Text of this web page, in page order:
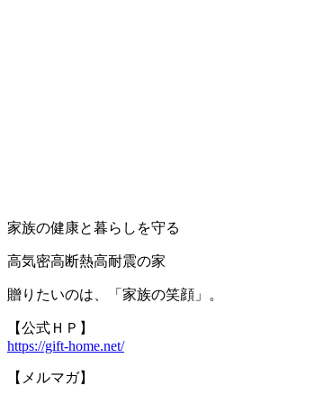
家族の健康と暮らしを守る
高気密高断熱高耐震の家
贈りたいのは、「家族の笑顔」。
【公式ＨＰ】
https://gift-home.net/
【メルマガ】